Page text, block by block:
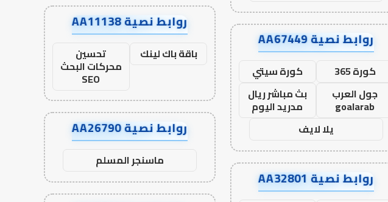
روابط نصية AA67449
كورة 365
كورة سيتي
جول العرب
goalarab
بث مباشر ريال
مدريد اليوم
يلا لايف
روابط نصية AA32801
روابط نصية AA11138
باقة باك لينك تحسين
محركات البحث
SEO
روابط نصية AA26790
ماسنجر المسلم